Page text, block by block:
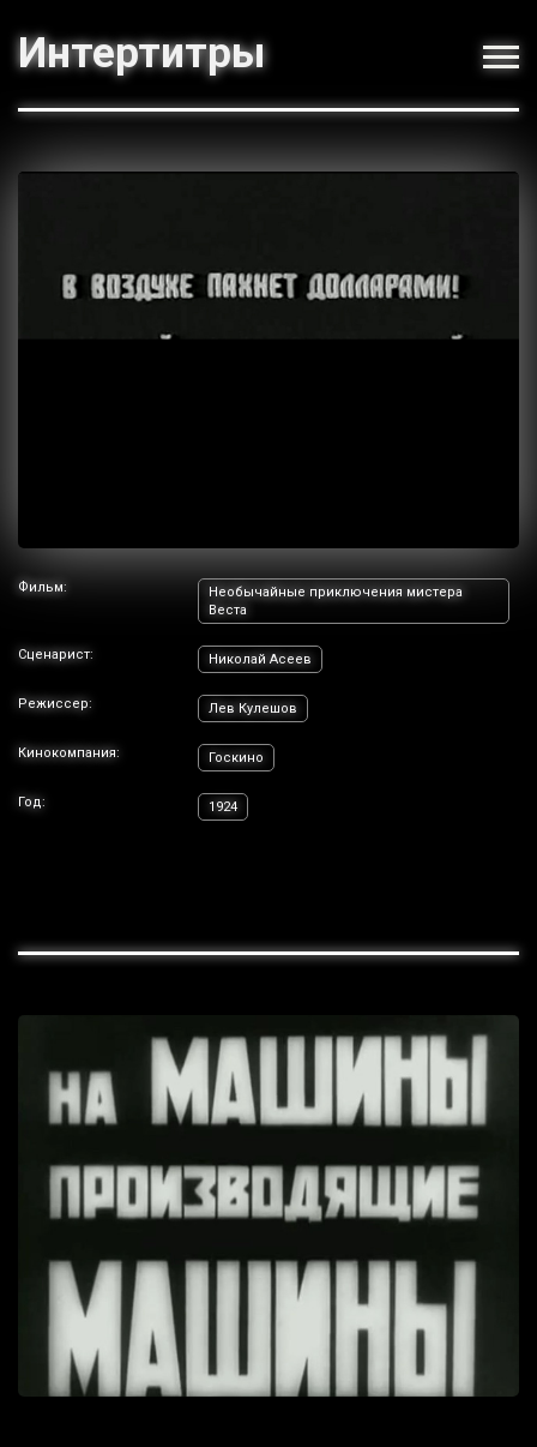
Интертитры
Фильм:
Необычайные приключения мистера
Веста
Сценарист: Николай Асеев
Режиссер: Лев Кулешов
Кинокомпания: Госкино
Год: 1924